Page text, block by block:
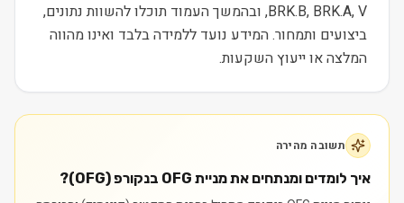
BRK.B, BRK.A, V, ובהמשך העמוד תוכלו להשוות נתונים,
ביצועים ותמחור. המידע נועד ללמידה בלבד ואינו מהווה
המלצה או ייעוץ השקעות.
תשובה מהירה
איך לומדים ומנתחים את מניית OFG בנקורפ (OFG)?